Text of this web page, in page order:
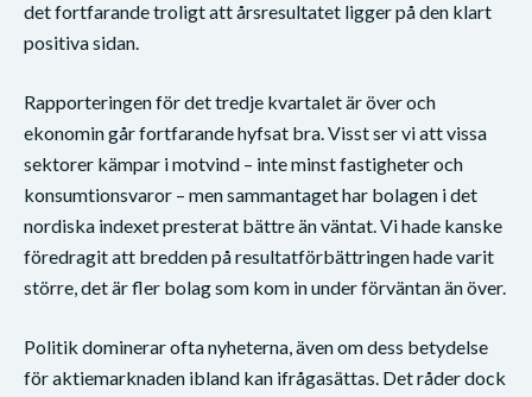
det fortfarande troligt att årsresultatet ligger på den klart
positiva sidan.
Rapporteringen för det tredje kvartalet är över och
ekonomin går fortfarande hyfsat bra. Visst ser vi att vissa
sektorer kämpar i motvind – inte minst fastigheter och
konsumtionsvaror – men sammantaget har bolagen i det
nordiska indexet presterat bättre än väntat. Vi hade kanske
föredragit att bredden på resultatförbättringen hade varit
större, det är fler bolag som kom in under förväntan än över.
Politik dominerar ofta nyheterna, även om dess betydelse
för aktiemarknaden ibland kan ifrågasättas. Det råder dock